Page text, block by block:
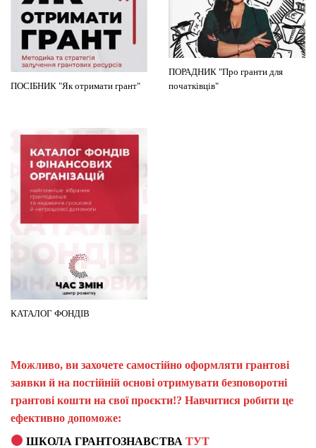
ПОРАДНИК "Про гранти для
початківців"
ПОСІБНИК "Як отримати грант"
КАТАЛОГ ФОНДІВ
Можливо, ви захочете самостійно оформляти грантові
заявки й на постійній основі отримувати безповоротні
грантові кошти на свої проєкти!? Навчитися робити це
ефективно допоможе:
ШКОЛА ГРАНТОЗНАВСТВАТУТ